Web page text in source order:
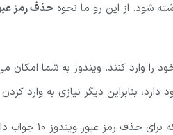
شود. از این رو ما نحوه حذف رمز
را وارد کنند. ویندوز به شما
بنابراین دیگر نیازی به وارد